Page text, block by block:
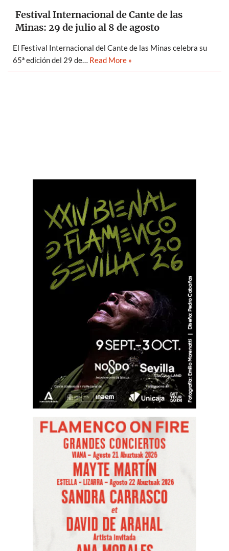
Festival Internacional de Cante de las
Minas: 29 de julio al 8 de agosto
El Festival Internacional del Cante de las Minas celebra su
65ª edición del 29 de… Read More »